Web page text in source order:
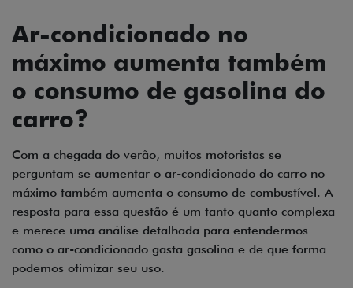
Ar-condicionado no
máximo aumenta também
o consumo de gasolina do
carro?
Com a chegada do verão, muitos motoristas se
perguntam se aumentar o ar-condicionado do carro no
máximo também aumenta o consumo de combustível. A
resposta para essa questão é um tanto quanto complexa
e merece uma análise detalhada para entendermos
como o ar-condicionado gasta gasolina e de que forma
podemos otimizar seu uso.